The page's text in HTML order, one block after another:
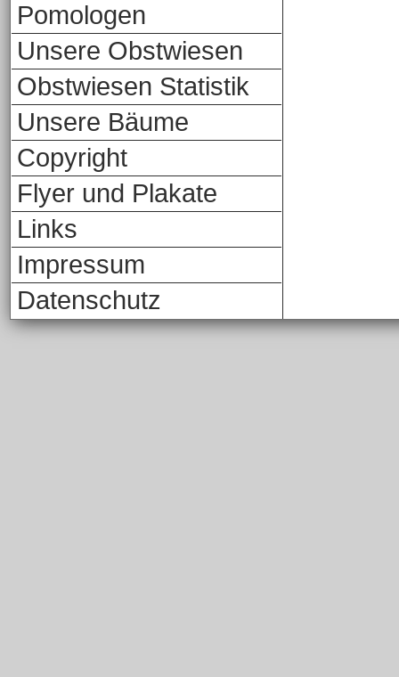
Pomologen
Unsere Obstwiesen
Obstwiesen Statistik
Unsere Bäume
Copyright
Flyer und Plakate
Links
Impressum
Datenschutz